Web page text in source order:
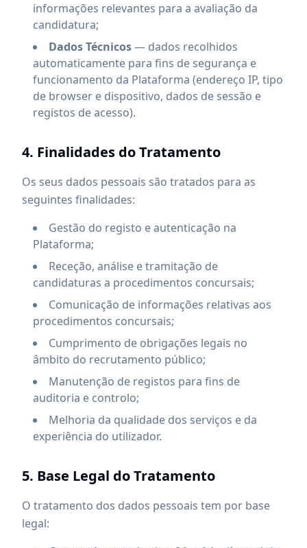
informações relevantes para a avaliação da
candidatura;
Dados Técnicos— dados recolhidos
automaticamente para fins de segurança e
funcionamento da Plataforma (endereço IP, tipo
de browser e dispositivo, dados de sessão e
registos de acesso).
4. Finalidades do Tratamento
Os seus dados pessoais são tratados para as
seguintes finalidades:
Gestão do registo e autenticação na
Plataforma;
Receção, análise e tramitação de
candidaturas a procedimentos concursais;
Comunicação de informações relativas aos
procedimentos concursais;
Cumprimento de obrigações legais no
âmbito do recrutamento público;
Manutenção de registos para fins de
auditoria e controlo;
Melhoria da qualidade dos serviços e da
experiência do utilizador.
5. Base Legal do Tratamento
O tratamento dos dados pessoais tem por base
legal: